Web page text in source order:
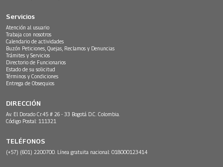
Servicios
Atención al usuario
Trabaja con nosotros
Calendario de actividades
Buzón Peticiones, Quejas, Reclamos y Denuncias
Trámites y Servicios
Directorio de Funcionarios
Estado de su solicitud
Términos y Condiciones
Entrega de Obsequios
DIRECCIÓN
Av. El Dorado Cr.45 # 26 - 33 Bogotá D.C. Colombia.
Código Postal: 111321
TELÉFONOS
(+57) (601) 2200700. Línea gratuita nacional: 018000123414